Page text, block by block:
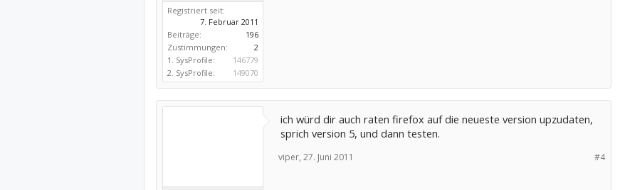
Registriert seit:
7. Februar 2011
Beiträge:
196
Zustimmungen:
2
1. SysProfile:
146779
2. SysProfile:
149070
ich würd dir auch raten firefox auf die neueste version upzudaten,
sprich version 5, und dann testen.
#4
viper, 27. Juni 2011